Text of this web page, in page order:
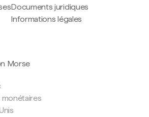
Documents juridiques
Informations légales
Morse